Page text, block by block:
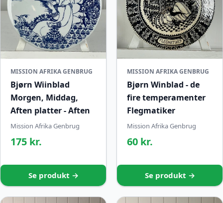
MISSION AFRIKA GENBRUG
Bjørn Wiinblad
Morgen, Middag,
Aften platter - Aften
Mission Afrika Genbrug
175 kr.
Se produkt →
MISSION AFRIKA GENBRUG
Bjørn Winblad - de
fire temperamenter
Flegmatiker
Mission Afrika Genbrug
60 kr.
Se produkt →